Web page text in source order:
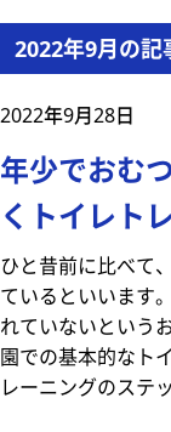
2022年9月の記
2022年9月28日
年少でおむ
くトイレト
ひと昔前に比べて
ているといいます
れていないという
園での基本的なト
レーニングのステ